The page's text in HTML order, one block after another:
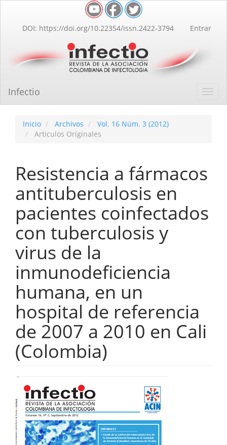
Contenido
principal
lateral
DOI: https://doi.org/10.22354/issn.2422-3794 Entrar
Infectio
Inicio Archivos
Vol. 16 Núm. 3 (2012)
Articulos Originales
Resistencia a fármacos
antituberculosis en
pacientes coinfectados
con tuberculosis y
virus de la
inmunodeficiencia
humana, en un
hospital de referencia
de 2007 a 2010 en Cali
(Colombia)
Barra
lateral
del
artículo